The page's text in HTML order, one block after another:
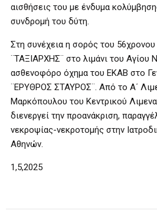
αισθήσεις του με ένδυμα
συνδρομή του δύτη.
Στη συνέχεια η σορός του
¨ΤΑΞΙΑΡΧΗΣ¨ στο λιμάνι του Αγίου
ασθενοφόρο όχημα του ΕΚΑΒ στο
¨ΕΡΥΘΡΟΣ ΣΤΑΥΡΟΣ¨. Από το Α΄
Μαρκόπουλου του Κεντρικού
διενεργεί την προανάκριση,
νεκροψίας-νεκροτομής στην
Αθηνών.
1,5,2025